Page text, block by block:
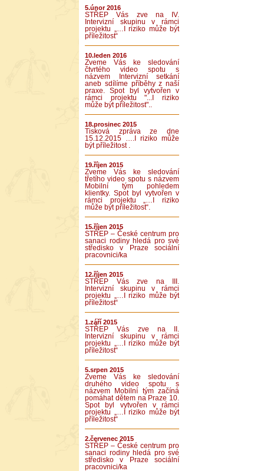
5.únor 2016
STŘEP Vás zve na IV.
Intervizní skupinu v rámci
projektu „…I riziko může být
příležitost“
10.leden 2016
Zveme Vás ke sledování
čtvrtého video spotu s
názvem Intervizní setkání
aneb sdílíme příběhy z naší
praxe. Spot byl vytvořen v
rámci projektu "...I riziko
může být příležitost"..
18.prosinec 2015
Tisková zpráva ze dne
15.12.2015 ….I riziko může
být příležitost .
19.říjen 2015
Zveme Vás ke sledování
třetího video spotu s názvem
Mobilní tým pohledem
klientky. Spot byl vytvořen v
rámci projektu „…I riziko
může být příležitost“.
15.říjen 2015
STŘEP – České centrum pro
sanaci rodiny hledá pro své
středisko v Praze sociální
pracovnici/ka
12.říjen 2015
STŘEP Vás zve na III.
Intervizní skupinu v rámci
projektu „…I riziko může být
příležitost“
1.září 2015
STŘEP Vás zve na II.
Intervizní skupinu v rámci
projektu „…I riziko může být
příležitost“
5.srpen 2015
Zveme Vás ke sledování
druhého video spotu s
názvem Mobilní tým začíná
pomáhat dětem na Praze 10.
Spot byl vytvořen v rámci
projektu „…I riziko může být
příležitost“
2.červenec 2015
STŘEP – České centrum pro
sanaci rodiny hledá pro své
středisko v Praze sociální
pracovnici/ka